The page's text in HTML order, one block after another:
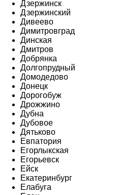
Дзержинск
Дзержинский
Дивеево
Димитровград
Динская
Дмитров
Добрянка
Долгопрудный
Домодедово
Донецк
Дорогобуж
Дрожжино
Дубна
Дубовое
Дятьково
Евпатория
Егорлыкская
Егорьевск
Ейск
Екатеринбург
Елабуга